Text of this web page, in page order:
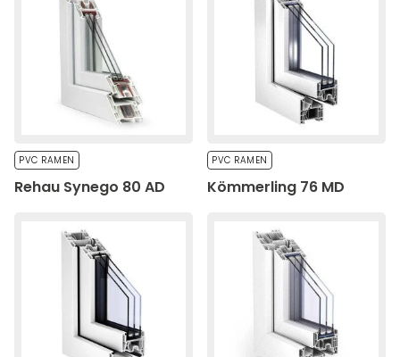
Mijn voorkeuren opslaan
PVC RAMEN
Rehau Synego 80 AD
PVC RAMEN
Kömmerling 76 MD